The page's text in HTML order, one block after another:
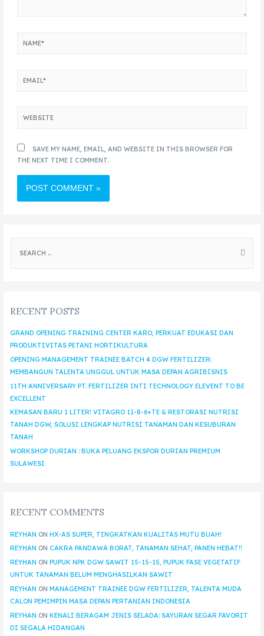
SAVE MY NAME, EMAIL, AND WEBSITE IN THIS BROWSER FOR
THE NEXT TIME I COMMENT.
RECENT POSTS
GRAND OPENING TRAINING CENTER KARO, PERKUAT EDUKASI DAN
PRODUKTIVITAS PETANI HORTIKULTURA
OPENING MANAGEMENT TRAINEE BATCH 4 DGW FERTILIZER:
MEMBANGUN TALENTA UNGGUL UNTUK MASA DEPAN AGRIBISNIS
11TH ANNIVERSARY PT. FERTILIZER INTI TECHNOLOGY ELEVENT TO BE
EXCELLENT
KEMASAN BARU 1 LITER! VITAGRO 11-8-6+TE & RESTORASI NUTRISI
TANAH DGW, SOLUSI LENGKAP NUTRISI TANAMAN DAN KESUBURAN
TANAH
WORKSHOP DURIAN : BUKA PELUANG EKSPOR DURIAN PREMIUM
SULAWESI
RECENT COMMENTS
REYHAN ON HX-AS SUPER, TINGKATKAN KUALITAS MUTU BUAH!
REYHAN ON CAKRA PANDAWA BORAT, TANAMAN SEHAT, PANEN HEBAT!!
REYHAN ON PUPUK NPK DGW SAWIT 15-15-15, PUPUK FASE VEGETATIF
UNTUK TANAMAN BELUM MENGHASILKAN SAWIT
REYHAN ON MANAGEMENT TRAINEE DGW FERTILIZER, TALENTA MUDA
CALON PEMIMPIN MASA DEPAN PERTANIAN INDONESIA
REYHAN ON KENALI BERAGAM JENIS SELADA: SAYURAN SEGAR FAVORIT
DI SEGALA HIDANGAN